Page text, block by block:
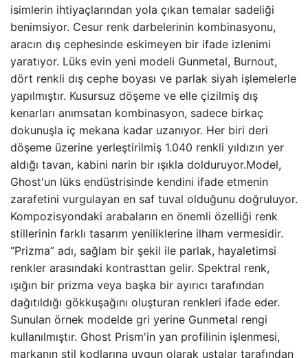
isimlerin ihtiyaçlarından yola çıkan temalar sadeliği
benimsiyor. Cesur renk darbelerinin kombinasyonu,
aracın dış cephesinde eskimeyen bir ifade izlenimi
yaratıyor. Lüks evin yeni modeli Gunmetal, Burnout,
dört renkli dış cephe boyası ve parlak siyah işlemelerle
yapılmıştır. Kusursuz döşeme ve elle çizilmiş dış
kenarları anımsatan kombinasyon, sadece birkaç
dokunuşla iç mekana kadar uzanıyor. Her biri deri
döşeme üzerine yerleştirilmiş 1.040 renkli yıldızın yer
aldığı tavan, kabini narin bir ışıkla dolduruyor.Model,
Ghost'un lüks endüstrisinde kendini ifade etmenin
zarafetini vurgulayan en saf tuval olduğunu doğruluyor.
Kompozisyondaki arabaların en önemli özelliği renk
stillerinin farklı tasarım yeniliklerine ilham vermesidir.
“Prizma” adı, sağlam bir şekil ile parlak, hayaletimsi
renkler arasındaki kontrasttan gelir. Spektral renk,
ışığın bir prizma veya başka bir ayırıcı tarafından
dağıtıldığı gökkuşağını oluşturan renkleri ifade eder.
Sunulan örnek modelde gri yerine Gunmetal rengi
kullanılmıştır. Ghost Prism'in yan profilinin işlenmesi,
markanın stil kodlarına uygun olarak ustalar tarafından